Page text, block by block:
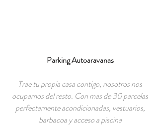
Parking Autoaravanas
Trae tu propia casa contigo, nosotros nos
ocupamos del resto. Con mas de 30 parcelas
perfectamente acondicionadas, vestuarios,
barbacoa y acceso a piscina